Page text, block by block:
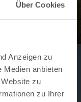
Über Cookies
Anzeigen zu
Medien anbieten
zu
zu Ihrer